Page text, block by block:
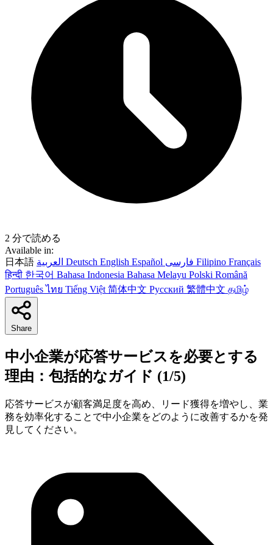
2 分で読める
Available in:
日本語
Deutsch English Español Filipino Français
हिन्दी 한국어 Bahasa Indonesia Bahasa Melayu Polski Română
Portuguêsไทย Tiếng Việt 简体中文 Русский 繁體中文 தமிழ்
Share
中小企業が応答サービスを必要とする
理由：包括的なガイド (1/5)
応答サービスが顧客満足度を高め、リード獲得を増やし、業
務を効率化することで中小企業をどのように改善するかを発
見してください。